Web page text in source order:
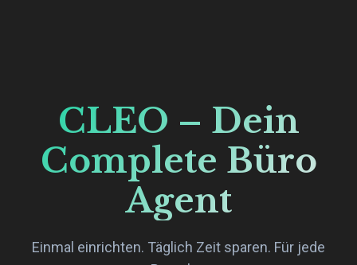
CLEO – Dein
Complete Büro
Agent
Einmal einrichten. Täglich Zeit sparen. Für jede